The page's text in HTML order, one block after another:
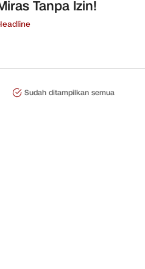
Tanpa Izin!
Sudah ditampilkan semua